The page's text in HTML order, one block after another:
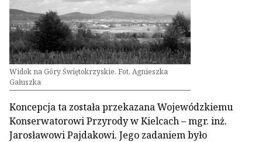
Widok na Góry Świętokrzyskie. Fot. Agnieszka
Gałuszka
Koncepcja ta została przekazana Wojewódzkiemu
Konserwatorowi Przyrody w Kielcach – mgr. inż.
Jarosławowi Pajdakowi. Jego zadaniem było